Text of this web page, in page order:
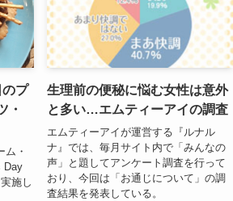
プ
・
ム・
Day
施し
生理前の便秘に悩む女性は意外
と多い…エムティーアイの調査
エムティーアイが運営する『ルナル
ナ』では、毎月サイト内で「みんなの
声」と題してアンケート調査を行って
おり、今回は「お通じについて」の調
査結果を発表している。